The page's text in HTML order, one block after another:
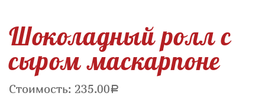
Шоколадный ролл с
сыром маскарпоне
Стоимость: 235.00Р